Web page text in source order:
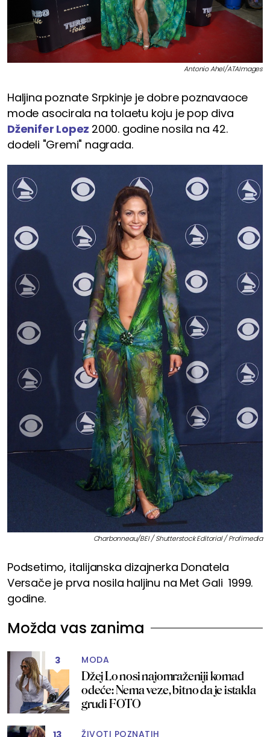
Antonio Ahel/ATAImages
Haljina poznate Srpkinje je dobre poznavaoce
mode asocirala na tolaetu koju je pop diva
Dženifer Lopez 2000. godine nosila na 42.
dodeli "Gremi" nagrada.
Charbonneau/BEI / Shutterstock Editorial / Profimedia
Podsetimo, italijanska dizajnerka Donatela
Versače je prva nosila haljinu na Met Gali 1999.
godine.
Možda vas zanima
3 MODA
Džej Lo nosi najomraženiji komad
odeće: Nema veze, bitno da je istakla
grudi FOTO
13 ŽIVOTI POZNATIH